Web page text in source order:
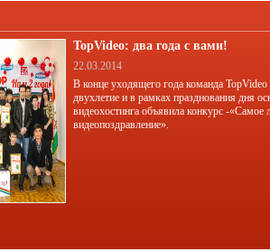
TopVideo: два года с вами!
22.03.2014
В конце уходящего года команда TopVideo
двухлетие и в рамках празднования дня
видеохостинга объявила конкурс -«Самое
видеопоздравление».